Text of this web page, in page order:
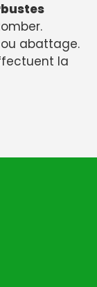
abattage.
la